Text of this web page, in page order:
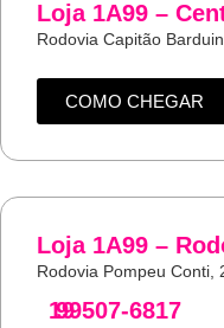
Loja 1A99 –
Rodovia Capitão
COMO CHEGAR
Loja 1A99 –
Rodovia Pompeu Conti,
19
99507-6817